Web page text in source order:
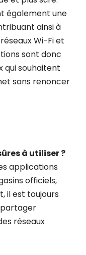
également une
ainsi à
Wi-Fi et
sont donc
qui souhaitent
sans renoncer
à utiliser ?
applications
officiels,
il est toujours
réseaux